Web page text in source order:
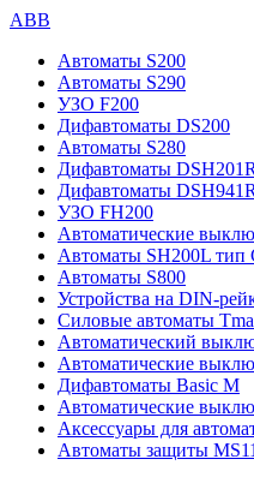
ABB
Автоматы S200
Автоматы S290
УЗО F200
Дифавтоматы DS200
Автоматы S280
Дифавтоматы DSH201R
Дифавтоматы DSH941R
УЗО FH200
Автоматические
Автоматы SH200L
Автоматы S800
Устройства на DIN-
Силовые автоматы
Автоматический
Автоматические
Дифавтоматы Basic M
Автоматические
Аксессуары для
Автоматы защиты